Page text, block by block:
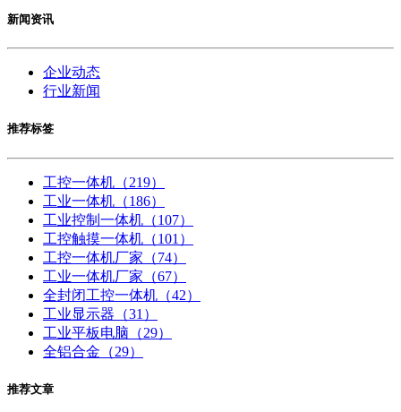
新闻资讯
企业动态
行业新闻
推荐标签
工控一体机 （219）
工业一体机 （186）
工业控制一体机 （107）
工控触摸一体机 （101）
工控一体机厂家 （74）
工业一体机厂家 （67）
全封闭工控一体机 （42）
工业显示器 （31）
工业平板电脑 （29）
全铝合金 （29）
推荐文章